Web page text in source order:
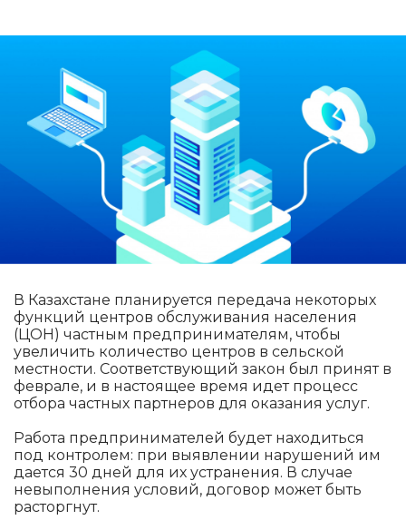
В Казахстане планируется передача некоторых
функций центров обслуживания населения
(ЦОН) частным предпринимателям, чтобы
увеличить количество центров в сельской
местности. Соответствующий закон был принят в
феврале, и в настоящее время идет процесс
отбора частных партнеров для оказания услуг.
Работа предпринимателей будет находиться
под контролем: при выявлении нарушений им
дается 30 дней для их устранения. В случае
невыполнения условий, договор может быть
расторгнут.